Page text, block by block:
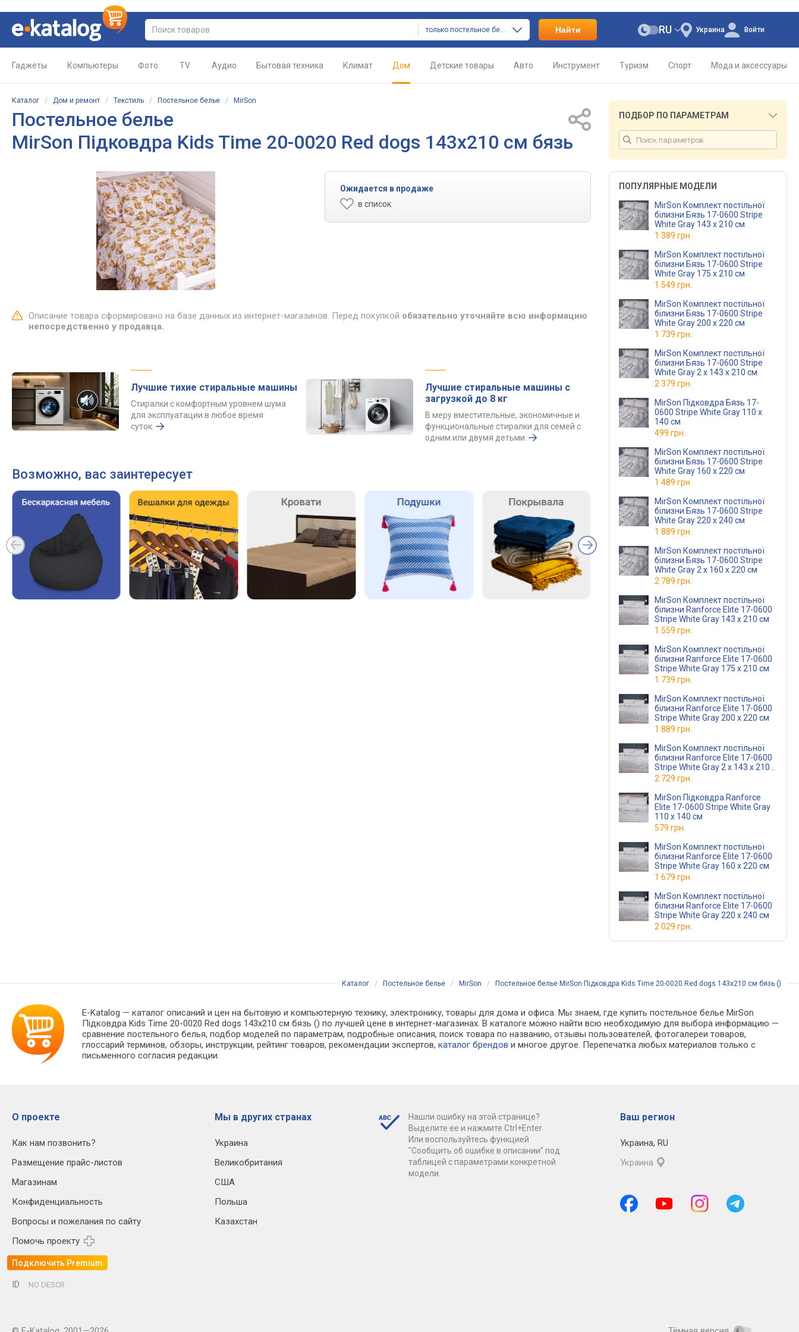
только постельное белье Найти Украина
RU Войти
Гаджеты Компьютеры Фото TV Аудио Бытовая техника Климат Дом Детские товары Авто Инструмент Туризм Спорт Мода и аксессуары
Каталог / Дом и ремонт / Текстиль / Постельное белье / MirSon
Постельное белье
MirSon Підковдра Kids Time 20-0020 Red dogs 143x210 см бязь
Ожидается в продаже
в список
Описание товара сформировано на базе данных из интернет-магазинов. Перед покупкой обязательно уточняйте всю информацию
непосредственно у продавца.
Лучшие тихие стиральные машины
Стиралки с комфортным уровнем шума
для эксплуатации в любое время
суток.
Лучшие стиральные машины с
загрузкой до 8 кг
В меру вместительные, экономичные и
функциональные стиралки для семей с
одним или двумя детьми.
Возможно, вас заинтересует
ПОДБОР ПО ПАРАМЕТРАМ
ПОПУЛЯРНЫЕ МОДЕЛИ
MirSon Комплект постільної
білизни Бязь 17-0600 Stripe
White Gray 143 x 210 см
1 389 грн.
MirSon Комплект постільної
білизни Бязь 17-0600 Stripe
White Gray 175 x 210 см
1 549 грн.
MirSon Комплект постільної
білизни Бязь 17-0600 Stripe
White Gray 200 x 220 см
1 739 грн.
MirSon Комплект постільної
білизни Бязь 17-0600 Stripe
White Gray 2 x 143 x 210 см
2 379 грн.
MirSon Підковдра Бязь 17-
0600 Stripe White Gray 110 x
140 см
499 грн.
MirSon Комплект постільної
білизни Бязь 17-0600 Stripe
White Gray 160 x 220 см
1 489 грн.
MirSon Комплект постільної
білизни Бязь 17-0600 Stripe
White Gray 220 x 240 см
1 889 грн.
MirSon Комплект постільної
білизни Бязь 17-0600 Stripe
White Gray 2 x 160 x 220 см
2 789 грн.
MirSon Комплект постільної
білизни Ranforce Elite 17-0600
Stripe White Gray 143 x 210 см
1 559 грн.
MirSon Комплект постільної
білизни Ranforce Elite 17-0600
Stripe White Gray 175 x 210 см
1 739 грн.
MirSon Комплект постільної
білизни Ranforce Elite 17-0600
Stripe White Gray 200 x 220 см
1 889 грн.
MirSon Комплект постільної
білизни Ranforce Elite 17-0600
Stripe White Gray 2 x 143 x 210
см
2 729 грн.
MirSon Підковдра Ranforce
Elite 17-0600 Stripe White Gray
110 x 140 см
579 грн.
MirSon Комплект постільної
білизни Ranforce Elite 17-0600
Stripe White Gray 160 x 220 см
1 679 грн.
MirSon Комплект постільної
білизни Ranforce Elite 17-0600
Stripe White Gray 220 x 240 см
2 029 грн.
Каталог / Постельное белье / MirSon / Постельное белье MirSon Підковдра Kids Time 20-0020 Red dogs 143x210 см бязь ()
E-Katalog — каталог описаний и цен на бытовую и компьютерную технику, электронику, товары для дома и офиса. Мы знаем, где купить постельное белье MirSon
Підковдра Kids Time 20-0020 Red dogs 143x210 см бязь () по лучшей цене в интернет-магазинах. В каталоге можно найти всю необходимую для выбора информацию —
сравнение постельного белья, подбор моделей по параметрам, подробные описания, поиск товара по названию, отзывы пользователей, фотогалереи товаров,
глоссарий терминов, обзоры, инструкции, рейтинг товаров, рекомендации экспертов,каталог брендов и многое другое. Перепечатка любых материалов только с
письменного согласия редакции.
О проекте
Как нам позвонить?
Размещение прайс-листов
Магазинам
Конфиденциальность
Вопросы и пожелания по сайту
Помочь проекту
Подключить Premium
Мы в других странах
Украина
Великобритания
США
Польша
Казахстан
Нашли ошибку на этой странице?
Выделите ее и нажмите Ctrl+Enter.
Или воспользуйтесь функцией
"Сообщить об ошибке в описании" под
таблицей с параметрами конкретной
модели.
Ваш регион
Украина, RU
Украина
ID NO DESCR